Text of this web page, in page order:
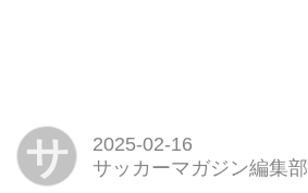
サ
2025-02-16
サッカーマガジン編集部